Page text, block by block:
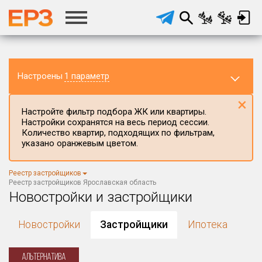
Настроены 1 параметр
Регион ЖК
Ярославская область
Район в регионе
Все
Настройте фильтр подбора ЖК или квартиры.
Настройки сохранятся на весь период сессии.
Количество квартир, подходящих по фильтрам,
указано оранжевым цветом.
×
Реестр застройщиков
Реестр застройщиков Ярославская область
Новостройки и застройщики
Новостройки Застройщики Ипотека